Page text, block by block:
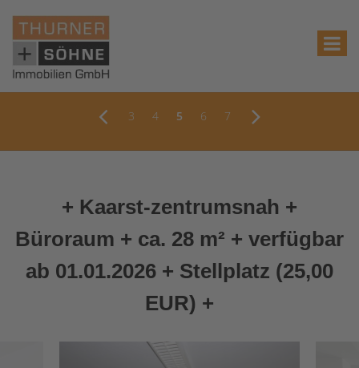
3 4 5 6 7
+ Kaarst-zentrumsnah +
Büroraum + ca. 28 m² + verfügbar
ab 01.01.2026 + Stellplatz (25,00
EUR) +